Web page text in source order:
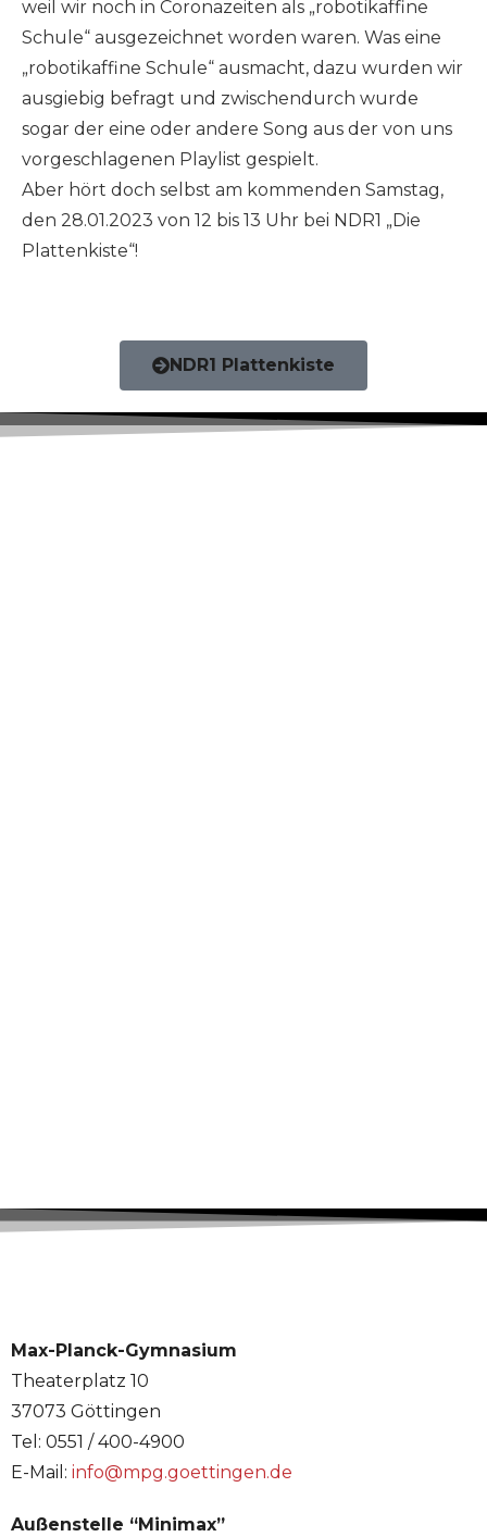
weil wir noch in Coronazeiten als „robotikaffine
Schule“ ausgezeichnet worden waren. Was eine
„robotikaffine Schule“ ausmacht, dazu wurden wir
ausgiebig befragt und zwischendurch wurde
sogar der eine oder andere Song aus der von uns
vorgeschlagenen Playlist gespielt.
Aber hört doch selbst am kommenden Samstag,
den 28.01.2023 von 12 bis 13 Uhr bei NDR1 „Die
Plattenkiste“!
NDR1 Plattenkiste
Max-Planck-Gymnasium
Theaterplatz 10
37073 Göttingen
Tel: 0551 / 400-4900
E-Mail: info@mpg.goettingen.de
Außenstelle “Minimax”